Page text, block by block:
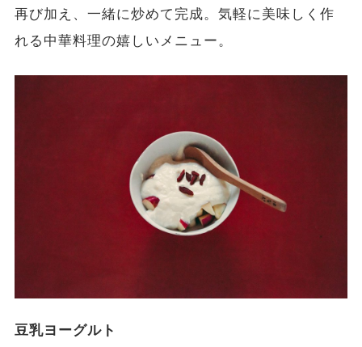
再び加え、一緒に炒めて完成。気軽に美味しく作
れる中華料理の嬉しいメニュー。
豆乳ヨーグルト